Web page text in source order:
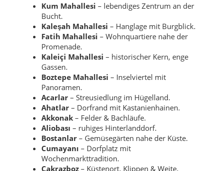
Kum Mahallesi – lebendiges Zentrum an der
Bucht.
Kaleşah Mahallesi – Hanglage mit Burgblick.
Fatih Mahallesi – Wohnquartiere nahe der
Promenade.
Kaleiçi Mahallesi – historischer Kern, enge
Gassen.
Boztepe Mahallesi – Inselviertel mit
Panoramen.
Acarlar – Streusiedlung im Hügelland.
Ahatlar – Dorfrand mit Kastanienhainen.
Akkonak – Felder & Bachläufe.
Aliobası – ruhiges Hinterlanddorf.
Bostanlar – Gemüsegärten nahe der Küste.
Cumayanı – Dorfplatz mit
Wochenmarkttradition.
Çakrazboz – Küstenort, Klippen & Weite.